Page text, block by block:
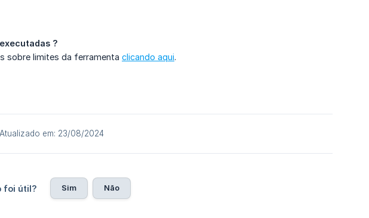
?
sobre limites da ferramenta clicando aqui.
Atualizado em: 23/08/2024
foi útil? Sim Não